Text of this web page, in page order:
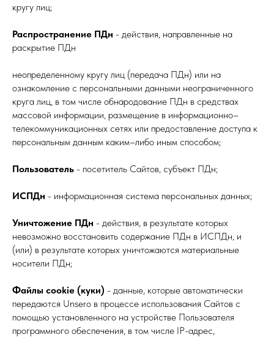
кругу лиц;
Распространение ПДн - действия, направленные на
раскрытие ПДн
неопределенному кругу лиц (передача ПДн) или на
ознакомление с персональными данными неограниченного
круга лиц, в том числе обнародование ПДн в средствах
массовой информации, размещение в информационно–
телекоммуникационных сетях или предоставление доступа к
персональным данным каким–либо иным способом;
Пользователь - посетитель Сайтов, субъект ПДн;
ИСПДн - информационная система персональных данных;
Уничтожение ПДн - действия, в результате которых
невозможно восстановить содержание ПДн в ИСПДн, и
(или) в результате которых уничтожаются материальные
носители ПДн;
Файлы cookie (куки) - данные, которые автоматически
передаются Unsero в процессе использования Сайтов с
помощью установленного на устройстве Пользователя
программного обеспечения, в том числе IP-адрес,